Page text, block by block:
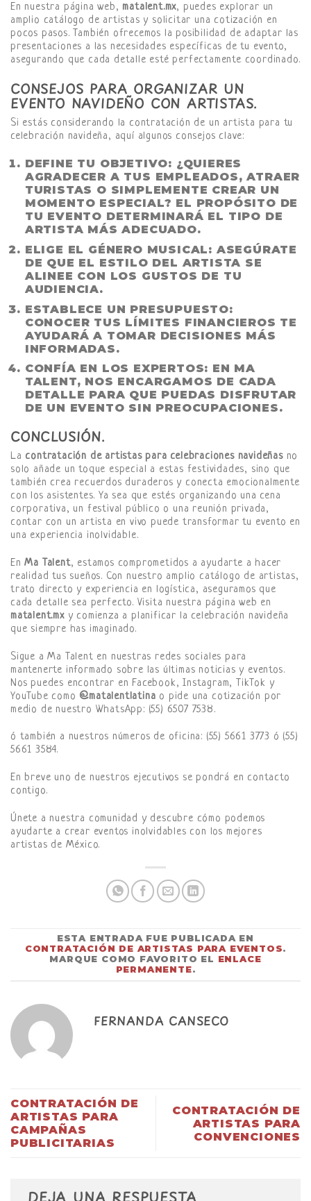
En nuestra página web, matalent.mx, puedes explorar un
amplio catálogo de artistas y solicitar una cotización en
pocos pasos. También ofrecemos la posibilidad de adaptar las
presentaciones a las necesidades específicas de tu evento,
asegurando que cada detalle esté perfectamente coordinado.
CONSEJOS PARA ORGANIZAR UN
EVENTO NAVIDEÑO CON ARTISTAS.
Si estás considerando la contratación de un artista para tu
celebración navideña, aquí algunos consejos clave:
DEFINE TU OBJETIVO: ¿QUIERES
AGRADECER A TUS EMPLEADOS, ATRAER
TURISTAS O SIMPLEMENTE CREAR UN
MOMENTO ESPECIAL? EL PROPÓSITO DE
TU EVENTO DETERMINARÁ EL TIPO DE
ARTISTA MÁS ADECUADO.
ELIGE EL GÉNERO MUSICAL: ASEGÚRATE
DE QUE EL ESTILO DEL ARTISTA SE
ALINEE CON LOS GUSTOS DE TU
AUDIENCIA.
ESTABLECE UN PRESUPUESTO:
CONOCER TUS LÍMITES FINANCIEROS TE
AYUDARÁ A TOMAR DECISIONES MÁS
INFORMADAS.
CONFÍA EN LOS EXPERTOS: EN MA
TALENT, NOS ENCARGAMOS DE CADA
DETALLE PARA QUE PUEDAS DISFRUTAR
DE UN EVENTO SIN PREOCUPACIONES.
CONCLUSIÓN.
La contratación de artistas para celebraciones navideñasno
solo añade un toque especial a estas festividades, sino que
también crea recuerdos duraderos y conecta emocionalmente
con los asistentes. Ya sea que estés organizando una cena
corporativa, un festival público o una reunión privada,
contar con un artista en vivo puede transformar tu evento en
una experiencia inolvidable.
EnMa Talent, estamos comprometidos a ayudarte a hacer
realidad tus sueños. Con nuestro amplio catálogo de artistas,
trato directo y experiencia en logística, aseguramos que
cada detalle sea perfecto. Visita nuestra página web en
matalent.mxy comienza a planificar la celebración navideña
que siempre has imaginado.
Sigue a Ma Talent en nuestras redes sociales para
mantenerte informado sobre las últimas noticias y eventos.
Nos puedes encontrar en Facebook, Instagram, TikTok y
YouTube como @matalentlatina o pide una cotización por
medio de nuestro WhatsApp: (55) 6507 7538.
ó también a nuestros números de oficina: (55) 5661 3773 ó (55)
5661 3584.
En breve uno de nuestros ejecutivos se pondrá en contacto
contigo.
Únete a nuestra comunidad y descubre cómo podemos
ayudarte a crear eventos inolvidables con los mejores
artistas de México.
ESTA ENTRADA FUE PUBLICADA EN
CONTRATACIÓN DE ARTISTAS PARA EVENTOS.
MARQUE COMO FAVORITO EL ENLACE
PERMANENTE.
FERNANDA CANSECO
CONTRATACIÓN DE
ARTISTAS PARA
CAMPAÑAS
PUBLICITARIAS
CONTRATACIÓN DE
ARTISTAS PARA
CONVENCIONES